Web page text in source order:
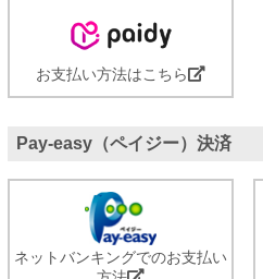
お支払い方法はこちら
Pay-easy（ペイジー）決済
ネットバンキングでのお支払い